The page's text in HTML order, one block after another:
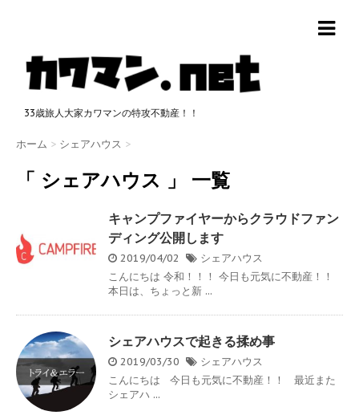
33歳旅人大家カワマンの特攻不動産！！
ホーム > シェアハウス >
「 シェアハウス 」 一覧
キャンプファイヤーからクラウドファン
ディング公開します
2019/04/02
シェアハウス
こんにちは 令和！！！ 今日も元気に不動産！！
本日は、ちょっと新 ...
シェアハウスで起きる揉め事
2019/03/30
シェアハウス
こんにちは 今日も元気に不動産！！ 最近また
シェアハ ...